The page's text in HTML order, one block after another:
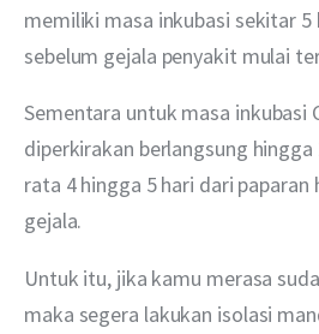
memiliki masa inkubasi sekitar 5
sebelum gejala penyakit mulai
Sementara untuk masa inkubasi
diperkirakan berlangsung
rata 4 hingga 5 hari dari
gejala.
Untuk itu, jika kamu merasa
maka segera lakukan isolasi